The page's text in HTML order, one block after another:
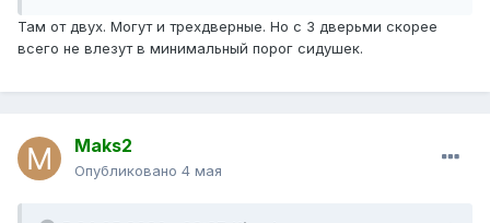
Там от двух. Могут и трехдверные. Но с 3 дверьми скорее
всего не влезут в минимальный порог сидушек.
Maks2
Опубликовано 4 мая